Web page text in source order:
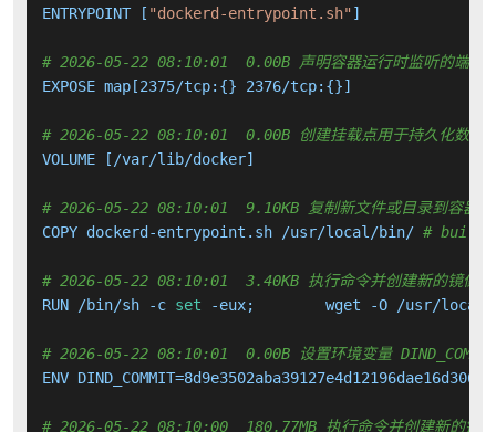
ENTRYPOINT [ "dockerd-entrypoint.sh" ]
# 2026-05-22 08:10:01  0.00B 声明容器运行时监听的端口
EXPOSE map[2375/tcp:{} 2376/tcp:{}]
# 2026-05-22 08:10:01  0.00B 创建挂载点用于持久化数据
VOLUME [/var/lib/docker]
# 2026-05-22 08:10:01  9.10KB 复制新文件或目录到容器中
COPY dockerd-entrypoint.sh /usr/local/bin/ #
# 2026-05-22 08:10:01  3.40KB 执行命令并创建新的镜像层
RUN /bin/sh -c set -eux; 	wget -O /usr/
# 2026-05-22 08:10:01  0.00B 设置环境变量
ENV
# 2026-05-22 08:10:00  180.77MB 执行命令并创建新的镜